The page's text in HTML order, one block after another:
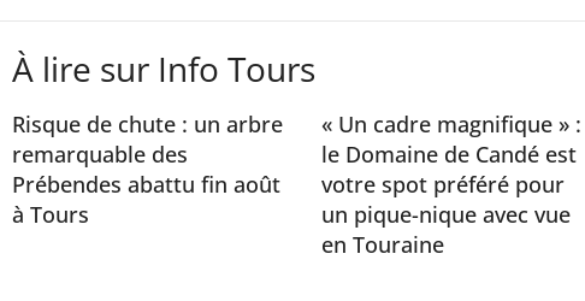
À lire sur Info Tours
Risque de chute : un arbre
remarquable des
Prébendes abattu fin août
à Tours
« Un cadre magnifique » :
le Domaine de Candé est
votre spot préféré pour
un pique-nique avec vue
en Touraine